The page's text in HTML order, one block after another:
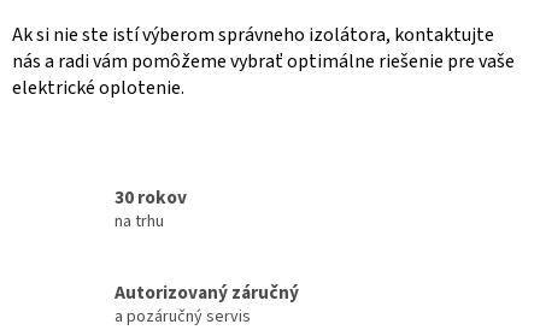
Ak si nie ste istí výberom správneho izolátora, kontaktujte
nás a radi vám pomôžeme vybrať optimálne riešenie pre vaše
elektrické oplotenie.
30 rokov
na trhu
Autorizovaný záručný
a pozáručný servis